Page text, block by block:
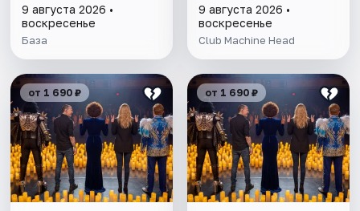
9 августа 2026 •
воскресенье
База
9 августа 2026 •
воскресенье
Club Machine Head
от 1 690 ₽ от 1 690 ₽